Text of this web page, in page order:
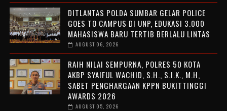
DITLANTAS POLDA SUMBAR GELAR POLICE
GOES TO CAMPUS DI UNP, EDUKASI 3.000
MAHASISWA BARU TERTIB BERLALU LINTAS
AUGUST 06, 2026
RAIH NILAI SEMPURNA, POLRES 50 KOTA
AKBP SYAIFUL WACHID, S.H., S.I.K., M.H,
SABET PENGHARGAAN KPPN BUKITTINGGI
AWARDS 2026
AUGUST 05, 2026